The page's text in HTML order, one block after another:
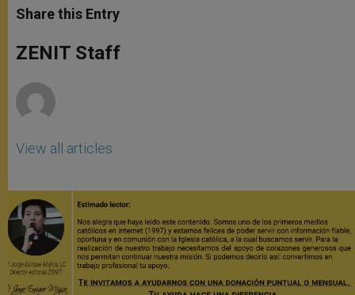
t
s
p
p
s
e
g
e
e
b
o
k
Share this Entry
ZENIT Staff
View all articles